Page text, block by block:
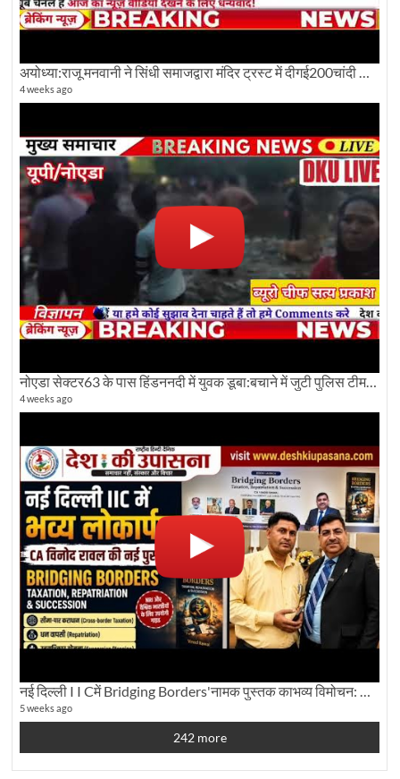
4 weeks ago
नोएडा सेक्टर63 के पास हिंडननदी में युवक डूबा:बचाने में जुटी पुलिस टीम: देखिए पूरी ग्राउंड रिपोर्टिंग
4 weeks ago
नई दिल्ली I I Cमें Bridging Borders'नामक पुस्तक काभव्य विमोचन: Dku ब्यूरो चीफ की ग्राउंड रिपोर्टिंग
5 weeks ago
242 more